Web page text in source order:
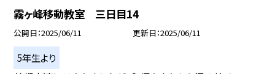
霧ヶ峰移動教室 三日目14
公開日 2025/06/11 更新日 2025/06/11
5年生より